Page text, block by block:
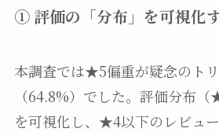
① 評価の「分布」を可視化
本調査では★5偏重が疑念のト
（64.8%）でした。評価分布
を可視化し、★4以下のレビュ